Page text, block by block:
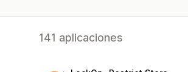
141 aplicaciones